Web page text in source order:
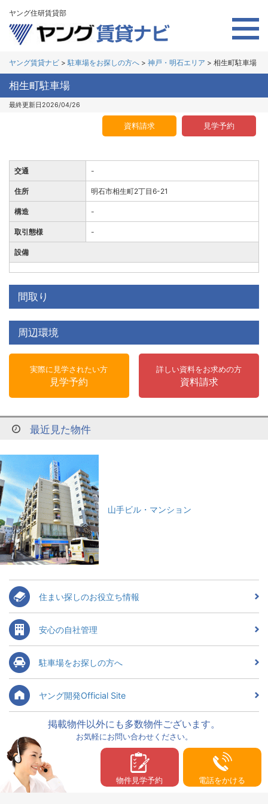
ヤング住研賃貸部
ヤング賃貸ナビ >駐車場をお探しの方へ > 神戸・明石エリア > 相生町駐車場
相生町駐車場
最終更新日2026/04/26
資料請求 見学予約
交通 -
住所 明石市相生町2丁目6-21
構造 -
取引態様 -
設備
間取り
周辺環境
実際に見学されたい方
見学予約
詳しい資料をお求めの方
資料請求
最近見た物件
山手ビル・マンション
住まい探しのお役立ち情報
安心の自社管理
駐車場をお探しの方へ
ヤング開発Official Site
掲載物件以外にも多数物件ございます。
お気軽にお問い合わせください。
物件見学予約 電話をかける